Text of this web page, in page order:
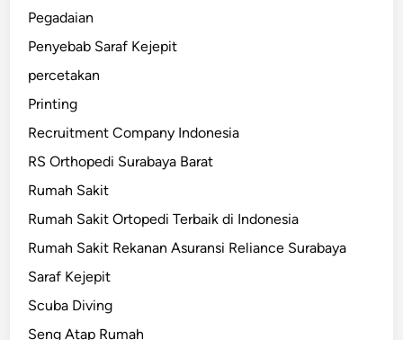
Pegadaian
Penyebab Saraf Kejepit
percetakan
Printing
Recruitment Company Indonesia
RS Orthopedi Surabaya Barat
Rumah Sakit
Rumah Sakit Ortopedi Terbaik di Indonesia
Rumah Sakit Rekanan Asuransi Reliance Surabaya
Saraf Kejepit
Scuba Diving
Seng Atap Rumah